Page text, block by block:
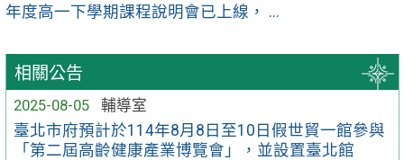
相關公告
2025-08-05
輔導室
臺北市府預計於114年8月8日至10日假世貿一館參與
「第二屆高齡健康產業博覽會」，並設置臺北館
年度高一下學期課程說明會已上線， ...